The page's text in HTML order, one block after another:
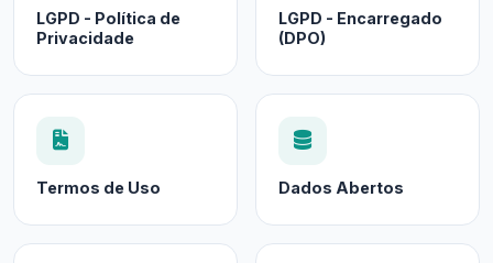
LGPD - Política de
Privacidade
LGPD - Encarregado
(DPO)
Termos de Uso Dados Abertos